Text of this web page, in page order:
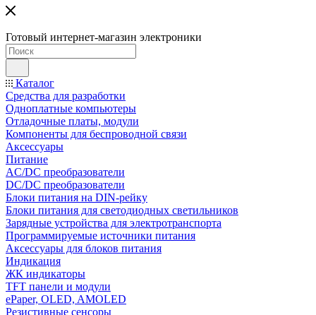
Готовый интернет-магазин электроники
Каталог
Средства для разработки
Одноплатные компьютеры
Отладочные платы, модули
Компоненты для беспроводной связи
Аксессуары
Питание
AC/DC преобразователи
DC/DC преобразователи
Блоки питания на DIN-рейку
Блоки питания для светодиодных светильников
Зарядные устройства для электротранспорта
Программируемые источники питания
Аксессуары для блоков питания
Индикация
ЖК индикаторы
TFT панели и модули
ePaper, OLED, AMOLED
Резистивные сенсоры